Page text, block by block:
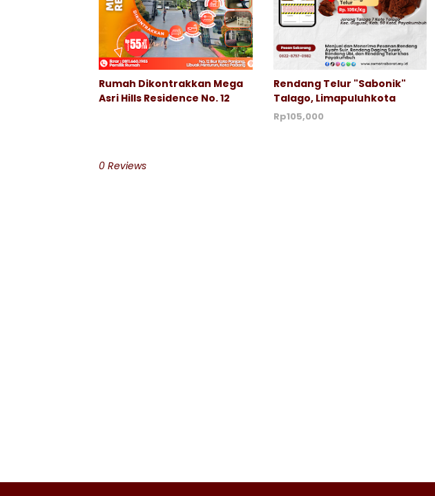
Rumah Dikontrakkan Mega
Asri Hills Residence No. 12
Rendang Telur "Sabonik"
Talago, Limapuluhkota
Rp105,000
0 Reviews